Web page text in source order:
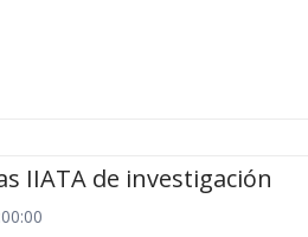
IIATA de investigación